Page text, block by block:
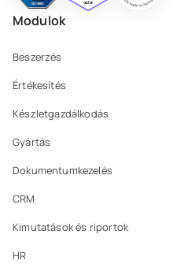
Modulok
Beszerzés
Értékesítés
Készletgazdálkodás
Gyártás
Dokumentumkezelés
CRM
Kimutatások és riportok
HR